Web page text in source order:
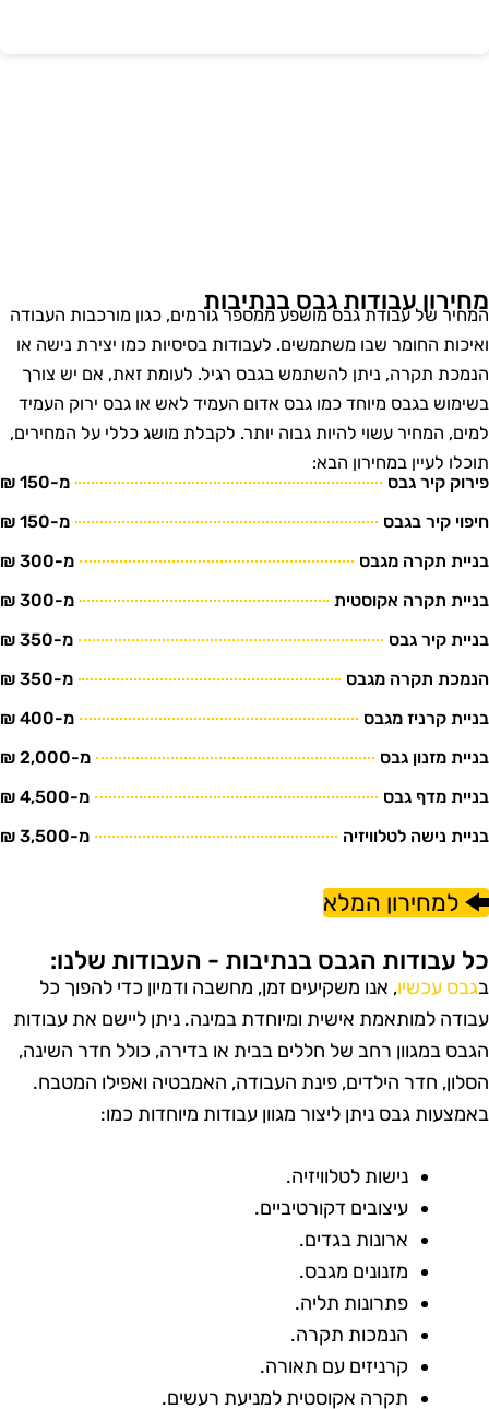
עבודות גבס בנתיבות
של עבודת גבס מושפע ממספר גורמים, כגון מורכבות העבודה
החומר שבו משתמשים. לעבודות בסיסיות כמו יצירת נישה או
תקרה, ניתן להשתמש בגבס רגיל. לעומת זאת, אם יש צורך
בגבס מיוחד כמו גבס אדום העמיד לאש או גבס ירוק העמיד
המחיר עשוי להיות גבוה יותר. לקבלת מושג כללי על המחירים,
לעיין במחירון הבא:
קיר גבס
מ-150 ₪
קיר בגבס
מ-150 ₪
תקרה מגבס
מ-300 ₪
תקרה אקוסטית
מ-300 ₪
קיר גבס
מ-350 ₪
תקרה מגבס
מ-350 ₪
קרניז מגבס
מ-400 ₪
מזנון גבס
מ-2,000 ₪
מדף גבס
מ-4,500 ₪
נישה לטלוויזיה
מ-3,500 ₪
למחירון המלא
עבודות הגבס בנתיבות - העבודות שלנו:
גבס עכשיו, אנו משקיעים זמן, מחשבה ודמיון כדי להפוך כל
למותאמת אישית ומיוחדת במינה. ניתן ליישם את עבודות
במגוון רחב של חללים בבית או בדירה, כולל חדר השינה,
חדר הילדים, פינת העבודה, האמבטיה ואפילו המטבח.
גבס ניתן ליצור מגוון עבודות מיוחדות כמו:
נישות לטלוויזיה.
עיצובים דקורטיביים.
ארונות בגדים.
מזנונים מגבס.
פתרונות תליה.
הנמכות תקרה.
קרניזים עם תאורה.
תקרה אקוסטית למניעת רעשים.